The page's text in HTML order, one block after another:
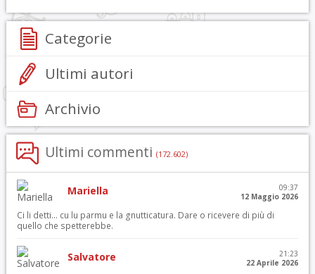
Categorie
Ultimi autori
Archivio
Ultimi commenti (172.602)
Mariella
09:37
12 Maggio 2026
Ci li detti… cu lu parmu e la gnutticatura. Dare o ricevere di più di
quello che spetterebbe.
Salvatore
21:23
22 Aprile 2026